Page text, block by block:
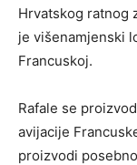
Hrvatskog ratnog
je višenamjenski
Francuskoj.
Rafale se
avijacije
proizvodi